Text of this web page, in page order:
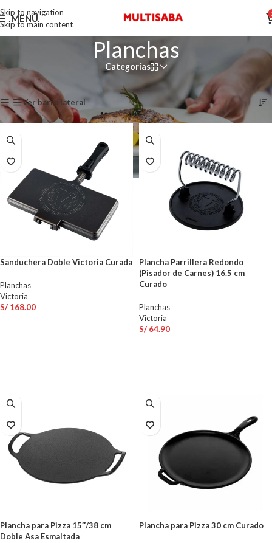
Skip to navigation
Skip to main content
MENÚ
Planchas
Categorías
Mostrando 17–19 de 19 resultados
Ver barra lateral
Sanduchera Doble Victoria Curada
Planchas
Victoria
S/ 168.00
Plancha Parrillera Redondo
(Pisador de Carnes) 16.5 cm
Curado
Planchas
Victoria
S/ 64.90
Plancha para Pizza 15″/38 cm
Doble Asa Esmaltada
Plancha para Pizza 30 cm Curado